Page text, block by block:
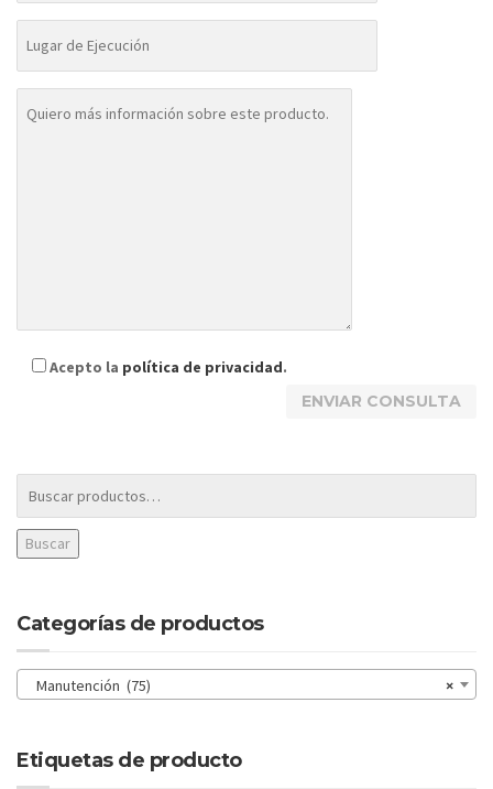
Acepto la política de privacidad.
Buscar
Categorías de productos
×
Manutención (75)
Etiquetas de producto